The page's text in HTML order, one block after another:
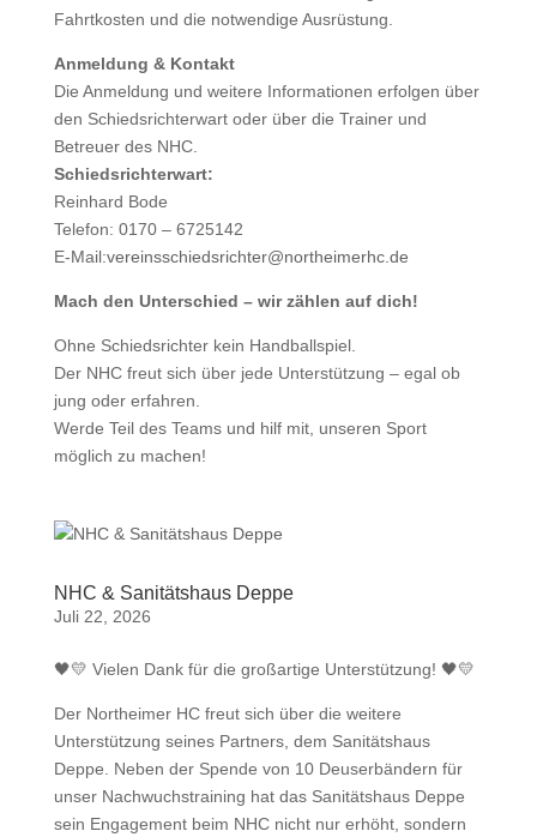
Fahrtkosten und die notwendige Ausrüstung.
Anmeldung & Kontakt
Die Anmeldung und weitere Informationen erfolgen über
den Schiedsrichterwart oder über die Trainer und
Betreuer des NHC.
Schiedsrichterwart:
Reinhard Bode
Telefon: 0170 – 6725142
E-Mail:vereinsschiedsrichter@northeimerhc.de
Mach den Unterschied – wir zählen auf dich!
Ohne Schiedsrichter kein Handballspiel.
Der NHC freut sich über jede Unterstützung – egal ob
jung oder erfahren.
Werde Teil des Teams und hilf mit, unseren Sport
möglich zu machen!
NHC & Sanitätshaus Deppe
Juli 22, 2026
🖤💛 Vielen Dank für die großartige Unterstützung! 🖤💛
Der Northeimer HC freut sich über die weitere
Unterstützung seines Partners, dem Sanitätshaus
Deppe. Neben der Spende von 10 Deuserbändern für
unser Nachwuchstraining hat das Sanitätshaus Deppe
sein Engagement beim NHC nicht nur erhöht, sondern